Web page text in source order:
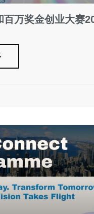
百万奖金创业大赛